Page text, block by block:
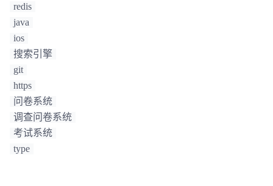
redis
java
ios
搜索引擎
git
https
问卷系统
调查问卷系统
考试系统
type